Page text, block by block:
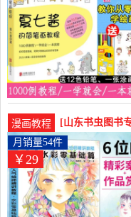
漫画教程
[山东书虫图书
书 水彩教程书
￥29
月销量54件